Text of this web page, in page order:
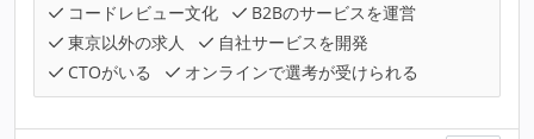
コードレビュー文化
B2Bのサービスを運営
東京以外の求人
自社サービスを開発
CTOがいる
オンラインで選考が受けられる